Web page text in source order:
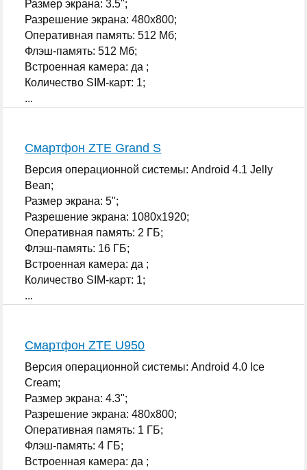
Размер экрана: 3.5";
Разрешение экрана: 480x800;
Оперативная память: 512 Мб;
Флэш-память: 512 Мб;
Встроенная камера: да ;
Количество SIM-карт: 1;
...
Смартфон ZTE Grand S
Версия операционной системы: Android 4.1 Jelly
Bean;
Размер экрана: 5";
Разрешение экрана: 1080x1920;
Оперативная память: 2 ГБ;
Флэш-память: 16 ГБ;
Встроенная камера: да ;
Количество SIM-карт: 1;
...
Смартфон ZTE U950
Версия операционной системы: Android 4.0 Ice
Cream;
Размер экрана: 4.3";
Разрешение экрана: 480x800;
Оперативная память: 1 ГБ;
Флэш-память: 4 ГБ;
Встроенная камера: да ;